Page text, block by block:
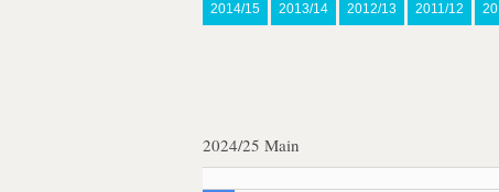
2014/15 2013/14 2012/13 2011/12
2024/25 Main